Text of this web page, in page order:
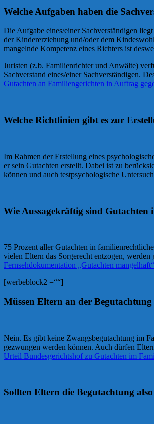
Welche Aufgaben haben die
Die Aufgabe eines/einer Sachverständigen
der Kindererziehung und/oder dem
mangelnde Kompetenz eines Richters ist
Juristen (z.b. Familienrichter und Anwälte)
Sachverstand eines/einer Sachverständigen.
Gutachten an Familiengerichten in Auftrag
Welche Richtlinien gibt es zur
Im Rahmen der Erstellung eines
er sein Gutachten erstellt. Dabei ist zu
können und auch testpsychologische
Wie Aussagekräftig sind Gutachten
75 Prozent aller Gutachten in
vielen Eltern das Sorgerecht entzogen,
Fernsehdokumentation „Gutachten
[werbeblock2 =““]
Müssen Eltern an der Begutachtung
Nein. Es gibt keine Zwangsbegutachtung im
gezwungen werden können. Auch dürfen
Urteil Bundesgerichtshof zu Gutachten im
Sollten Eltern die Begutachtung